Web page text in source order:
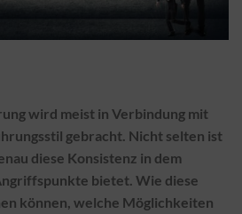
wird meist in Verbindung mit
gebracht. Nicht selten ist
diese Konsistenz in dem
bietet. Wie diese
können, welche Möglichkeiten